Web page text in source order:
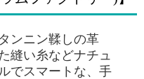
ンニン鞣しの革
縫い糸などナチュ
でスマートな、手